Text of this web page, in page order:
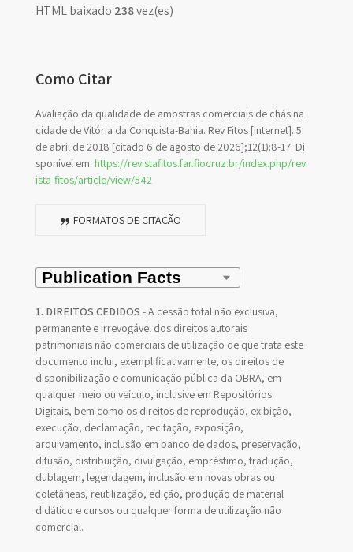
HTML baixado 238vez(es)
Como Citar
Avaliação da qualidade de amostras comerciais de chás na
cidade de Vitória da Conquista-Bahia. Rev Fitos [Internet]. 5
de abril de 2018 [citado 6 de agosto de 2026];12(1):8-17. Di
sponível em: https://revistafitos.far.fiocruz.br/index.php/rev
ista-fitos/article/view/542
FORMATOS DE CITAÇÃO
1. DIREITOS CEDIDOS - A cessão total não exclusiva,
permanente e irrevogável dos direitos autorais
patrimoniais não comerciais de utilização de que trata este
documento inclui, exemplificativamente, os direitos de
disponibilização e comunicação pública da OBRA, em
qualquer meio ou veículo, inclusive em Repositórios
Digitais, bem como os direitos de reprodução, exibição,
execução, declamação, recitação, exposição,
arquivamento, inclusão em banco de dados, preservação,
difusão, distribuição, divulgação, empréstimo, tradução,
dublagem, legendagem, inclusão em novas obras ou
coletâneas, reutilização, edição, produção de material
didático e cursos ou qualquer forma de utilização não
comercial.